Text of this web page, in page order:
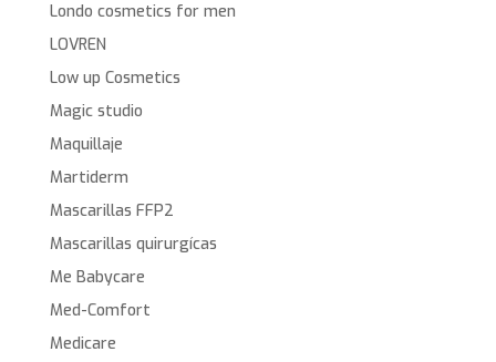
Londo cosmetics for men
LOVREN
Low up Cosmetics
Magic studio
Maquillaje
Martiderm
Mascarillas FFP2
Mascarillas quirurgícas
Me Babycare
Med-Comfort
Medicare